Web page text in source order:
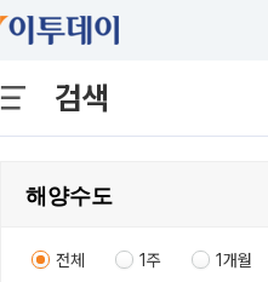
검색
전체 1주 1개월